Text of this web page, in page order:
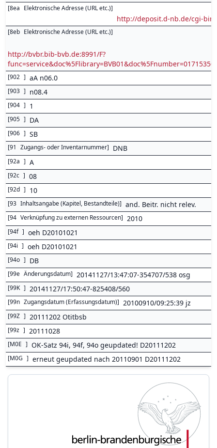
[8ea Elektronische Adresse (URL etc.)]
http://deposit.d-nb.de/cgi-bin/
[8eb Elektronische Adresse (URL etc.)]
http://bvbr.bib-bvb.de:8991/F?
[902 ] aA n06.0
[903 ] n08.4
[904 ] 1
[905 ] DA
[906 ] SB
[91 Zugangs- oder Inventarnummer] DNB
[92a ] A
[92c ] 08
[92d ] 10
[93 Inhaltsangabe (Kapitel, Bestandteile)] and. Beitr. nicht relev.
[94 Verknüpfung zu externen Ressourcen] 2010
[94f ] oeh D20101021
[94i ] oeh D20101021
[94o ] DB
[99e Änderungsdatum] 20141127/13:47:07-354707/538 osg
[99K ] 20141127/17:50:47-825408/560
[99n Zugangsdatum (Erfassungsdatum)] 20100910/09:25:39 jz
[99Z ] 20111202 Otitbsb
[99z ] 20111028
[M0E ] OK-Satz 94i, 94f, 94o geupdated! D20111202
[M0G ] erneut geupdated nach 20110901 D20111202